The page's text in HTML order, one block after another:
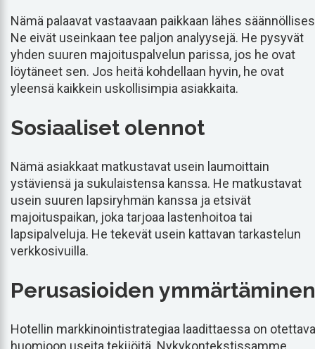
Nämä palaavat vastaavaan paikkaan lähes
Ne eivät useinkaan tee paljon analyysejä. He pysyvät
yhden suuren majoituspalvelun parissa, jos he ovat
löytäneet sen. Jos heitä kohdellaan hyvin, he ovat
yleensä kaikkein uskollisimpia asiakkaita.
Sosiaaliset olennot
Nämä asiakkaat matkustavat usein laumoittain
ystäviensä ja sukulaistensa kanssa. He matkustavat
usein suuren lapsiryhmän kanssa ja etsivät
majoituspaikan, joka tarjoaa lastenhoitoa tai
lapsipalveluja. He tekevät usein kattavan tarkastelun
verkkosivuilla.
Perusasioiden ymmärtäminen
Hotellin markkinointistrategiaa laadittaessa on otettava
huomioon useita tekijöitä. Nykykontekstissamme